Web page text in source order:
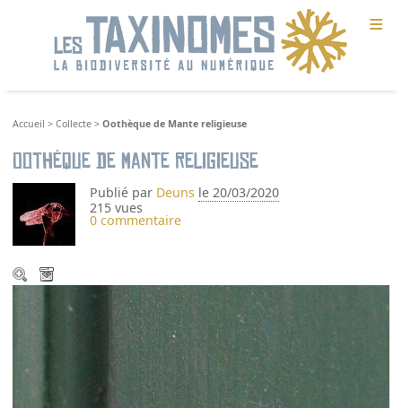
≡
Accueil >Collecte >Oothèque de Mante religieuse
Oothèque de Mante religieuse
Publié par Deuns le 20/03/2020
215 vues
0 commentaire